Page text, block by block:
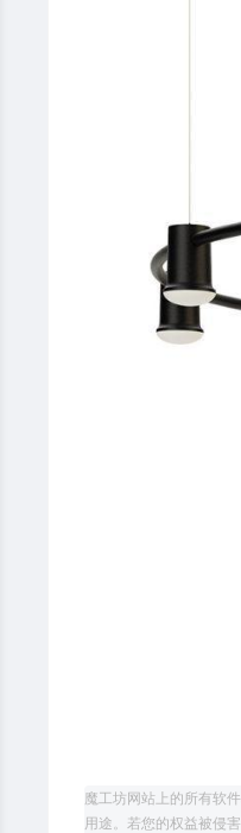
魔工坊网站上的所有软
用途。若您的权益被侵